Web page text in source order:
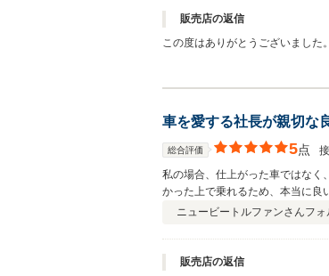
販売店の返信
この度はありがとうございました
車を愛する社長が親切な
総合評価 5点
私の場合、仕上がった車ではなく
かった上で乗れるため、本当に良
点が皆さんの参考になればと投稿します。 お店にとっては、手間ばかりかかり大変だったでしょうに嫌な顔一つせず、大変親切な社長さんが
ていただき、もちろん幌も新品にな
落ちのトラブルが出ましたが、
ニュービートルファンさんフ
販売店の返信